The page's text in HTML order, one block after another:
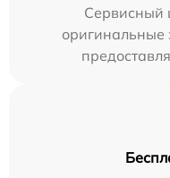
Сервисный
оригинальные